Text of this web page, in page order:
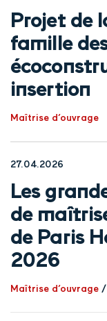
Projet de
famille
insertion
Maîtrise d’ouvrage
27.04.2026
Les
de
de Paris
2026
Maîtrise d’ouvrage /